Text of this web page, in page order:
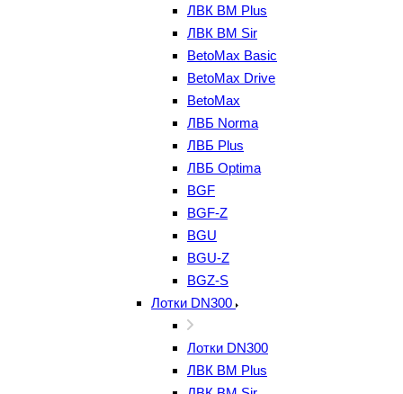
ЛВК ВМ Plus
ЛВК ВМ Sir
BetoMax Basic
BetoMax Drive
BetoMax
ЛВБ Norma
ЛВБ Plus
ЛВБ Optima
BGF
BGF-Z
BGU
BGU-Z
BGZ-S
Лотки DN300
Лотки DN300
ЛВК ВМ Plus